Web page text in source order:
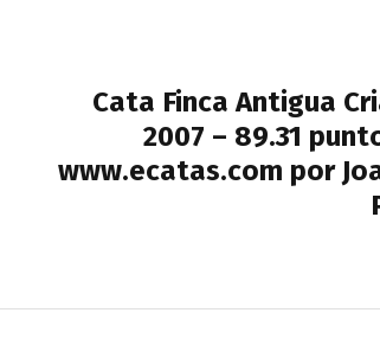
Cata Finca Antigua
2007 – 89.31
www.ecatas.com por